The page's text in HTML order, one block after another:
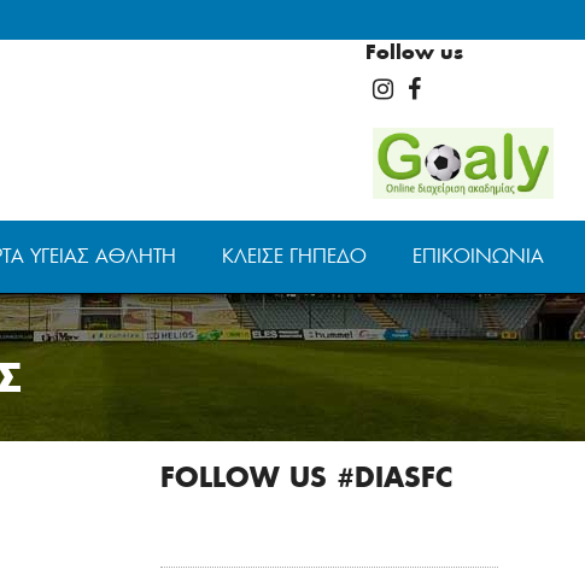
Follow us
ΥΓΕΊΑΣ ΑΘΛΗΤΉ ΚΛΕΊΣΕ ΓΉΠΕΔΟ ΕΠΙΚΟΙΝΩΝΊΑ
FOLLOW US #DIASFC